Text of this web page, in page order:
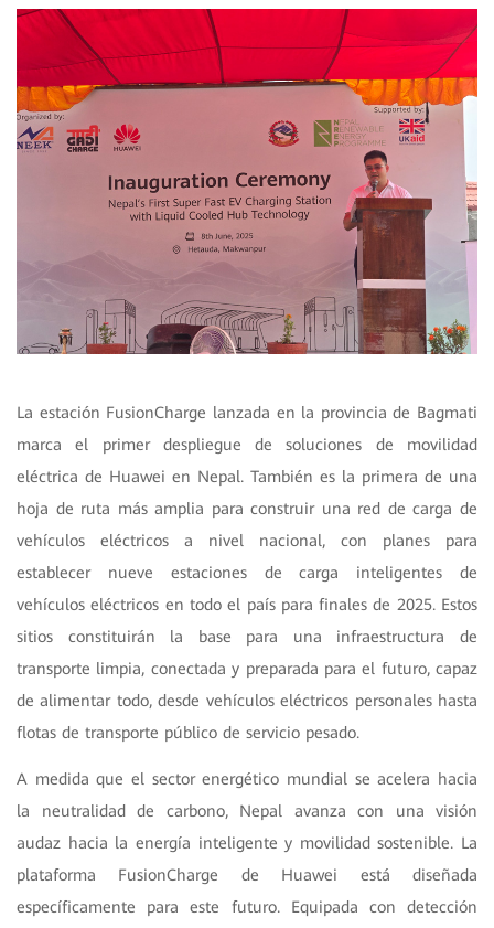
La estación FusionCharge lanzada en la provincia de Bagmati
marca el primer despliegue de soluciones de movilidad
eléctrica de Huawei en Nepal. También es la primera de una
hoja de ruta más amplia para construir una red de carga de
vehículos eléctricos a nivel nacional, con planes para
establecer nueve estaciones de carga inteligentes de
vehículos eléctricos en todo el país para finales de 2025. Estos
sitios constituirán la base para una infraestructura de
transporte limpia, conectada y preparada para el futuro, capaz
de alimentar todo, desde vehículos eléctricos personales hasta
flotas de transporte público de servicio pesado.
A medida que el sector energético mundial se acelera hacia
la neutralidad de carbono, Nepal avanza con una visión
audaz hacia la energía inteligente y movilidad sostenible. La
plataforma FusionCharge de Huawei está diseñada
específicamente para este futuro. Equipada con detección